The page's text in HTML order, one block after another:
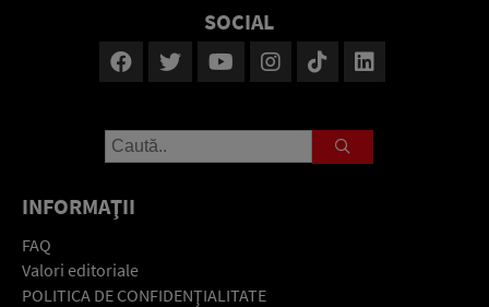
SOCIAL
INFORMAŢII
FAQ
Valori editoriale
POLITICA DE CONFIDENŢIALITATE